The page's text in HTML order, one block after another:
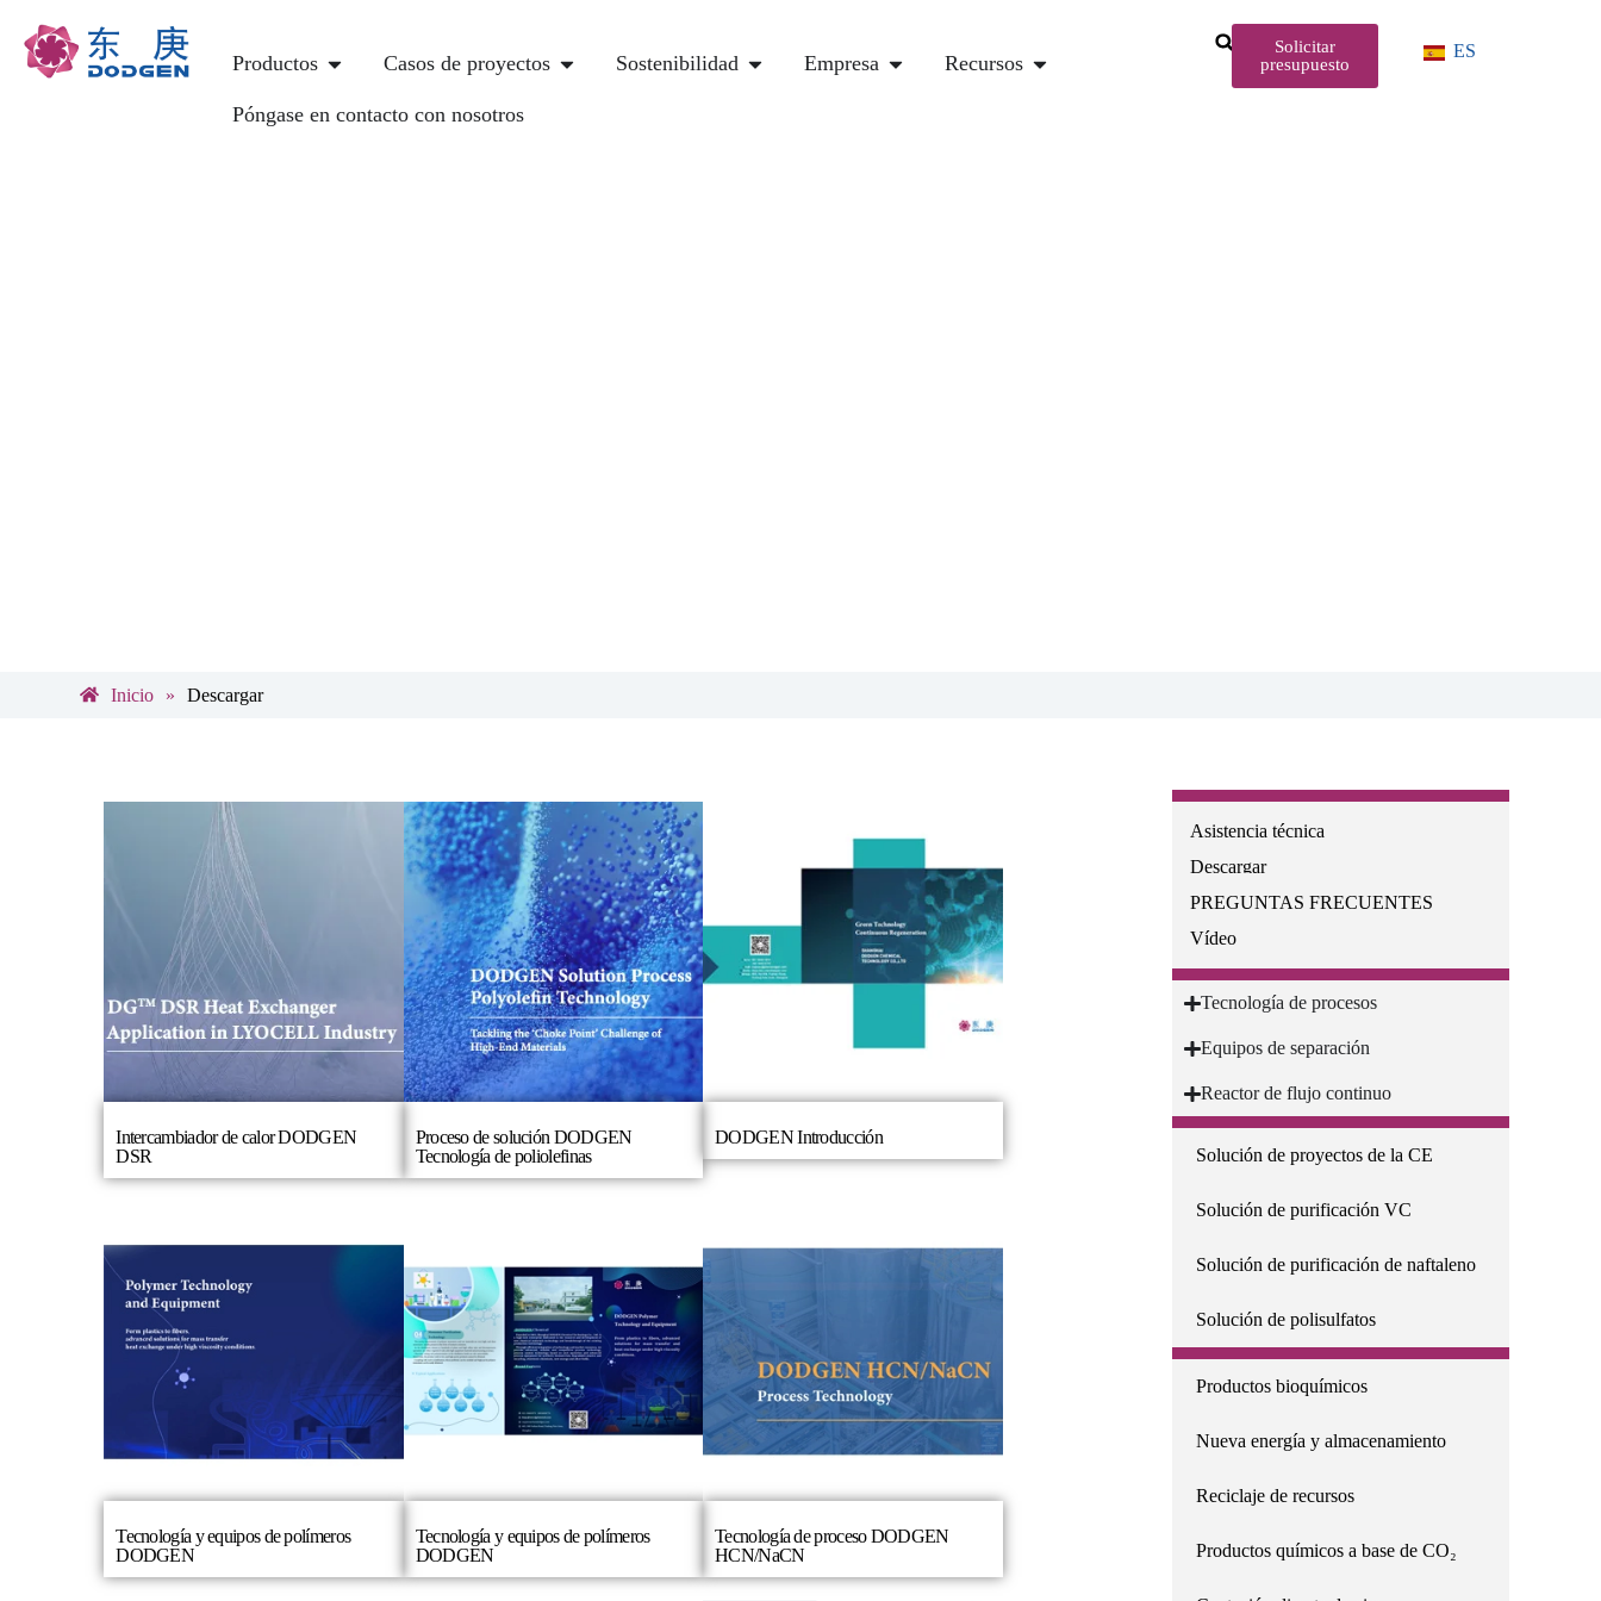
Productos Casos de proyectos Sostenibilidad Empresa Recursos
Póngase en contacto con nosotros
Solicitar
presupuesto
ES
Inicio » Descargar
Intercambiador de calor DODGEN
DSR
Proceso de solución DODGEN
Tecnología de poliolefinas
DODGEN Introducción
Tecnología y equipos de polímeros
DODGEN
Tecnología y equipos de polímeros
DODGEN
Tecnología de proceso DODGEN
HCN/NaCN
Asistencia técnica
Descargar
PREGUNTAS FRECUENTES
Vídeo
Soluciones para procesos químicos
Tecnología de procesos
Equipos de separación
Reactor de flujo continuo
Solución de proyectos de la CE
Solución de purificación VC
Solución de purificación de naftaleno
Solución de polisulfatos
Productos bioquímicos
Nueva energía y almacenamiento
Reciclaje de recursos
Productos químicos a base de CO₂